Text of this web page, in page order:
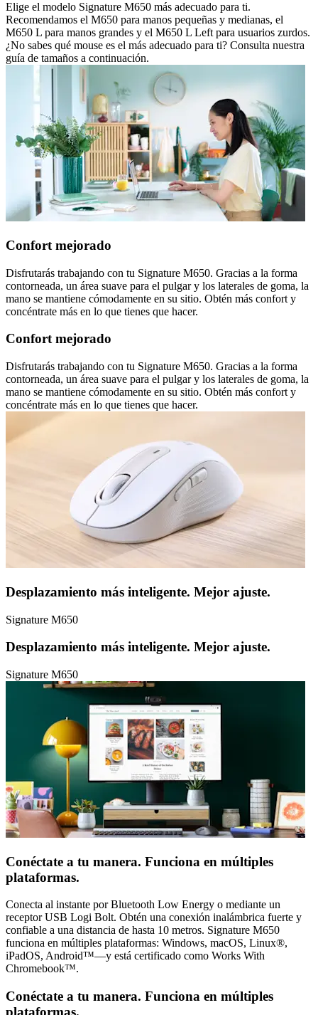
Elige el modelo Signature M650 más adecuado para ti.
Recomendamos el M650 para manos pequeñas y medianas, el
M650 L para manos grandes y el M650 L Left para usuarios zurdos.
¿No sabes qué mouse es el más adecuado para ti? Consulta nuestra
guía de tamaños a continuación.
Confort mejorado
Disfrutarás trabajando con tu Signature M650. Gracias a la forma
contorneada, un área suave para el pulgar y los laterales de goma, la
mano se mantiene cómodamente en su sitio. Obtén más confort y
concéntrate más en lo que tienes que hacer.
Confort mejorado
Disfrutarás trabajando con tu Signature M650. Gracias a la forma
contorneada, un área suave para el pulgar y los laterales de goma, la
mano se mantiene cómodamente en su sitio. Obtén más confort y
concéntrate más en lo que tienes que hacer.
Desplazamiento más inteligente. Mejor ajuste.
Signature M650
Desplazamiento más inteligente. Mejor ajuste.
Signature M650
Conéctate a tu manera. Funciona en múltiples
plataformas.
Conecta al instante por Bluetooth Low Energy o mediante un
receptor USB Logi Bolt. Obtén una conexión inalámbrica fuerte y
confiable a una distancia de hasta 10 metros. Signature M650
funciona en múltiples plataformas: Windows, macOS, Linux®,
iPadOS, Android™—y está certificado como Works With
Chromebook™.
Conéctate a tu manera. Funciona en múltiples
plataformas.